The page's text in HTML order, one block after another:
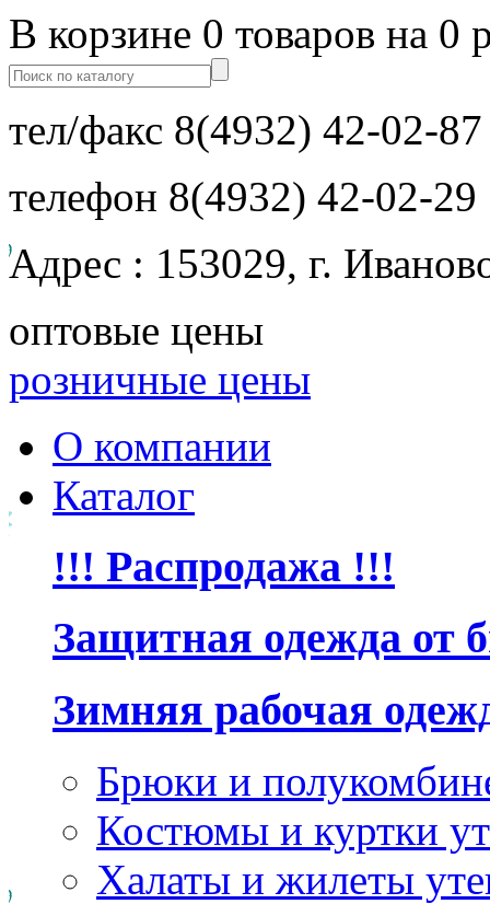
В корзине 0 товаров на 0
тел/факс 8(4932) 42-02-87
телефон 8(4932) 42-02-29
Адрес : 153029, г.
оптовые цены
розничные цены
О компании
Каталог
!!! Распродажа !!!
Защитная одежда от
Зимняя рабочая
Брюки и
Костюмы и куртки
Халаты и жилеты